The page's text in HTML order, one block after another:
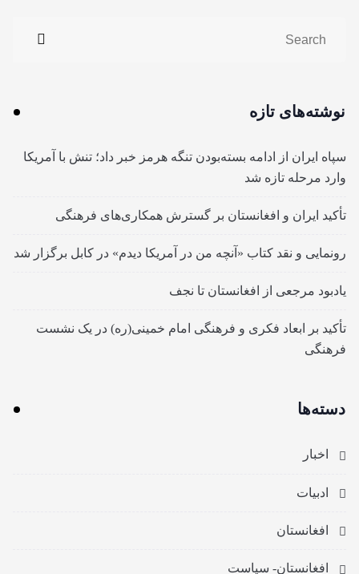
نوشته‌های تازه
سپاه ایران از ادامه بسته‌بودن تنگه هرمز خبر داد؛ تنش با آمریکا
وارد مرحله تازه شد
تأکید ایران و افغانستان بر گسترش همکاری‌های فرهنگی
رونمایی و نقد کتاب «آنچه من در آمریکا دیدم» در کابل برگزار شد
یادبود مرجعی از افغانستان تا نجف
تأکید بر ابعاد فکری و فرهنگی امام خمینی(ره) در یک نشست
فرهنگی
دسته‌ها
اخبار
ادبیات
افغانستان
افغانستان- سیاست